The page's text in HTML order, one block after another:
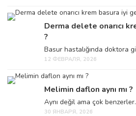
Derma delete onarıcı
?
Basur hastalığında doktora
12 ФЕВРАЛЯ, 2026
Melimin daflon aynı mı ?
Aynı değil ama çok
30 ЯНВАРЯ, 2026